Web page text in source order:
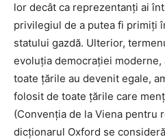
lor decât ca reprezentanți ai
privilegiul de a putea fi primiți
statului gazdă. Ulterior,
evoluția democrației moderne,
toate țările au devenit egale,
folosit de toate țările care
(Convenția de la Viena pentru
dicționarul Oxford se